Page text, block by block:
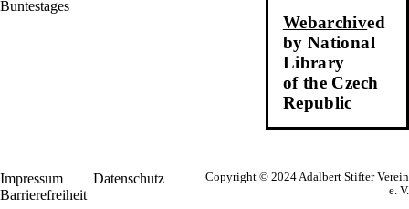
Webarchived
by National
Library
of the Czech
Republic
Impressum
Datenschutz
Barrierefreiheit
Copyright © 2024 Adalbert Stifter Verein
e. V.